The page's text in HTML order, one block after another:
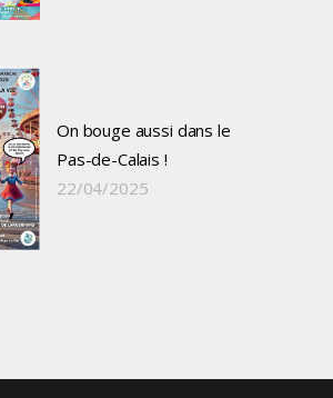
On bouge aussi dans le
Pas-de-Calais !
22/04/2025